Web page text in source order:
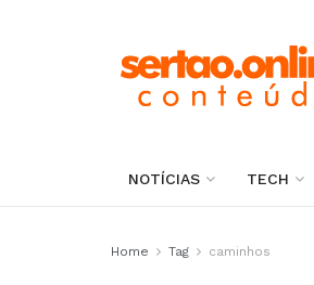
NOTÍCIAS TECH
Home Tag caminhos